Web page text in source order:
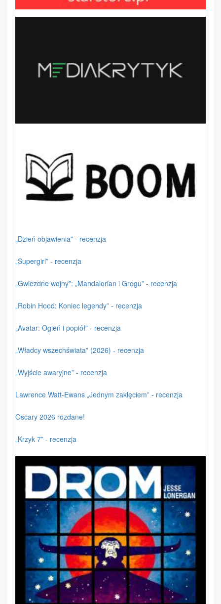
„Dzień objawienia” - recenzja
„Supergirl” - recenzja
„Gwiezdne wojny”: „Mandalorian i Grogu” - recenzja
„Robin Hood: Koniec legendy” - recenzja
„Avatar: Ogień i popiół” - recenzja
„Władcy wszechświata” (2026) - recenzja
„Wyjście awaryjne” - recenzja
Lawrence Watt-Ewans „Jednym zaklęciem” - recenzja
Oscary 2026 rozdane!
„Krzyk 7” - recenzja